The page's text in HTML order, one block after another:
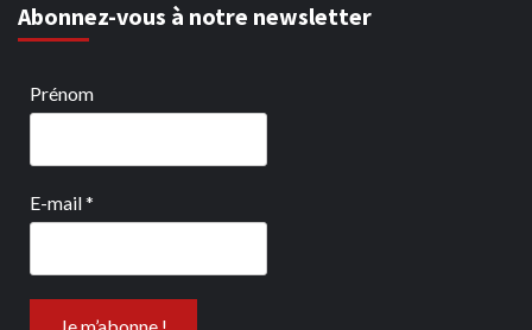
Abonnez-vous à notre newsletter
Prénom
E-mail*